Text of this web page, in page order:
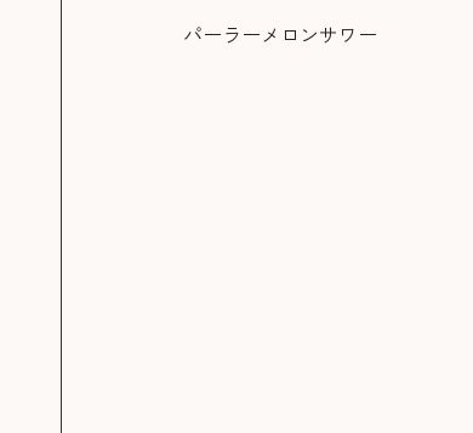
パーラーメロンサワー